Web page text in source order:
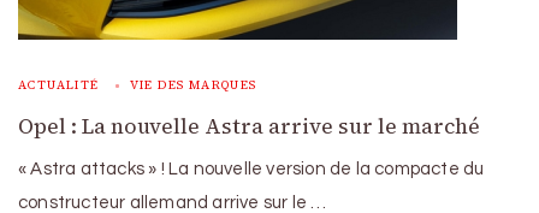
ACTUALITÉ VIE DES MARQUES
Opel : La nouvelle Astra arrive sur le marché
« Astra attacks » ! La nouvelle version de la compacte du
constructeur allemand arrive sur le …